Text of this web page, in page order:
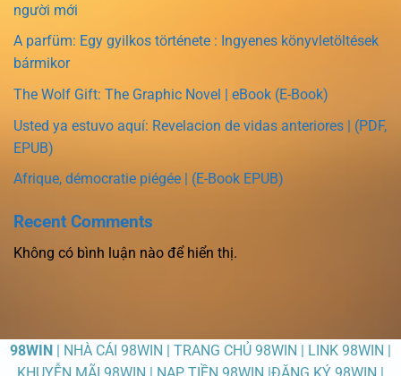
người mới
A parfüm: Egy gyilkos története : Ingyenes könyvletöltések
bármikor
The Wolf Gift: The Graphic Novel | eBook (E-Book)
Usted ya estuvo aquí: Revelacion de vidas anteriores | (PDF,
EPUB)
Afrique, démocratie piégée | (E-Book EPUB)
Recent Comments
Không có bình luận nào để hiển thị.
98WIN | NHÀ CÁI 98WIN | TRANG CHỦ 98WIN | LINK 98WIN |